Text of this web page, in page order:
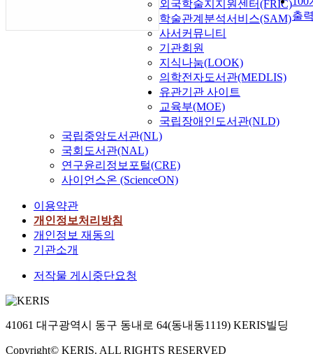
출
외국학술지지원센터(FRIC)
학술관계분석서비스(SAM)
사서커뮤니티
기관회원
지식나눔(LOOK)
의학전자도서관(MEDLIS)
유관기관 사이트
교육부(MOE)
국립장애인도서관(NLD)
국립중앙도서관(NL)
국회도서관(NAL)
연구윤리정보포털(CRE)
사이언스온 (ScienceON)
이용약관
개인정보처리방침
개인정보 재동의
기관소개
저작물 게시중단요청
41061 대구광역시 동구 동내로 64(동내동1119) KERIS빌딩
Copyright© KERIS. ALL RIGHTS RESERVED